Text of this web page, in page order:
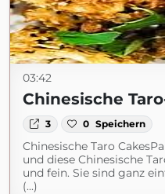
03:42
Chinesische
3 0 Speichern
Chinesische Taro
und diese Chinesische
und fein. Sie sind ganz
(...)